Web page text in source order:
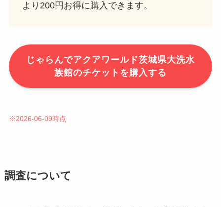
より200円お得に購入できます。
じゃらんでアクアワールド茨城県大洗水
族館のチケットを購入する
※2026-06-09時点
調査について